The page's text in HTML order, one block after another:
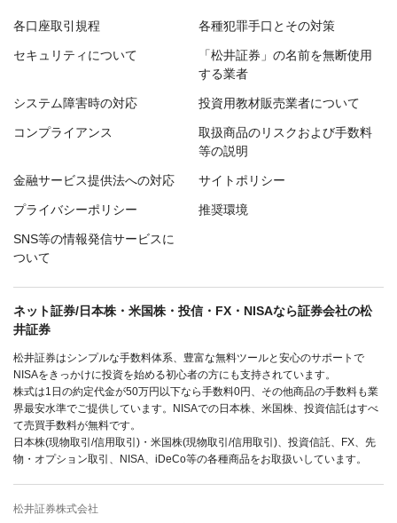
各口座取引規程 各種犯罪手口とその対策
セキュリティについて
「松井証券」の名前を無断使用
する業者
システム障害時の対応 投資用教材販売業者について
コンプライアンス
取扱商品のリスクおよび手数料
等の説明
金融サービス提供法への対応 サイトポリシー
プライバシーポリシー 推奨環境
SNS等の情報発信サービスに
ついて
ネット証券/日本株・米国株・投信・FX・NISAなら証券会社の松
井証券
松井証券はシンプルな手数料体系、豊富な無料ツールと安心のサポートで
NISAをきっかけに投資を始める初心者の方にも支持されています。
株式は1日の約定代金が50万円以下なら手数料0円、その他商品の手数料も業
界最安水準でご提供しています。NISAでの日本株、米国株、投資信託はすべ
て売買手数料が無料です。
日本株(現物取引/信用取引)・米国株(現物取引/信用取引)、投資信託、FX、先
物・オプション取引、NISA、iDeCo等の各種商品をお取扱いしています。
松井証券株式会社